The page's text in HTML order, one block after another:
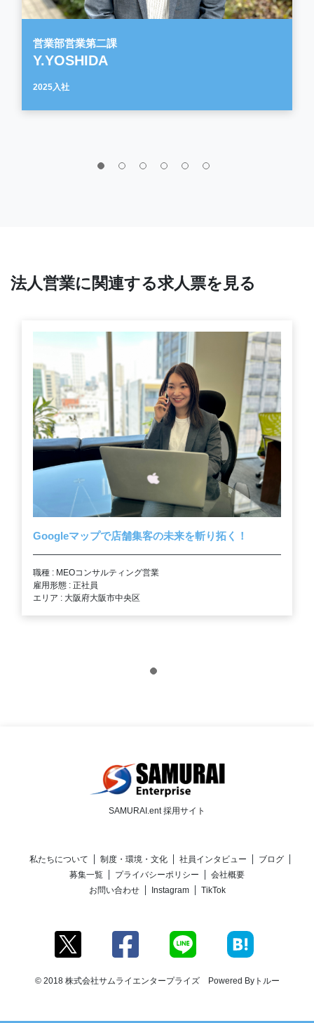
営業部営業第二課
Y.YOSHIDA
2025入社
法人営業に関連する求人票を見る
Googleマップで店舗集客の未来を斬り拓く！
職種 : MEOコンサルティング営業
雇用形態 : 正社員
エリア : 大阪府大阪市中央区
SAMURAI.ent 採用サイト
私たちについて 制度・環境・文化 社員インタビュー
ブログ
募集一覧
プライバシーポリシー
会社概要
お問い合わせ
Instagram TikTok
© 2018 株式会社サムライエンタープライズ Powered Byトルー